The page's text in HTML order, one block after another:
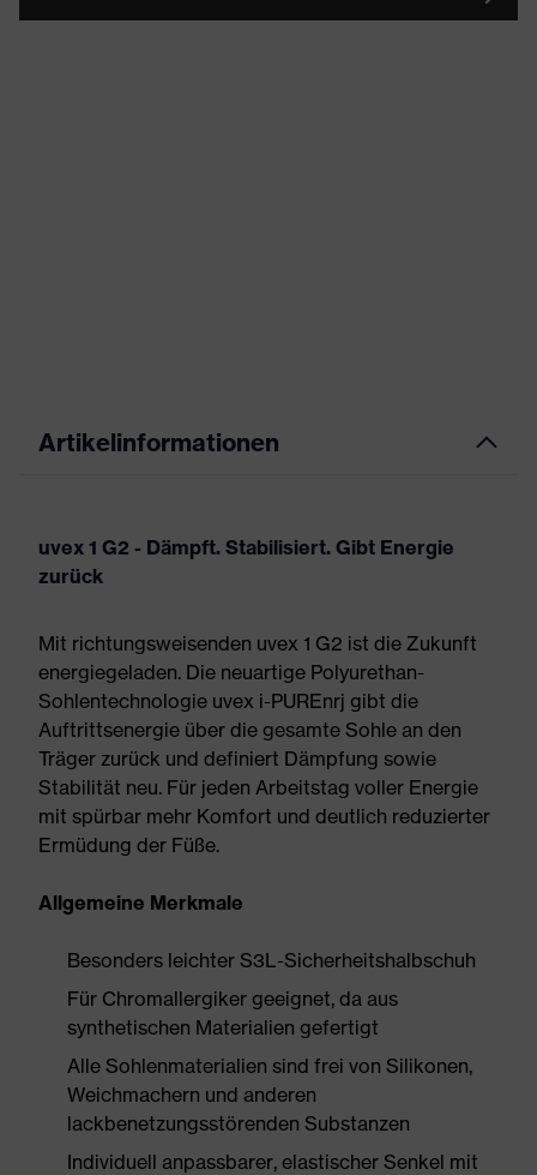
Artikelinformationen
uvex 1 G2 - Dämpft. Stabilisiert. Gibt Energie
zurück
Mit richtungsweisenden uvex 1 G2 ist die Zukunft
energiegeladen. Die neuartige Polyurethan-
Sohlentechnologie uvex i-PUREnrj gibt die
Auftrittsenergie über die gesamte Sohle an den
Träger zurück und definiert Dämpfung sowie
Stabilität neu. Für jeden Arbeitstag voller Energie
mit spürbar mehr Komfort und deutlich reduzierter
Ermüdung der Füße.
Allgemeine Merkmale
Besonders leichter S3L-Sicherheitshalbschuh
Für Chromallergiker geeignet, da aus
synthetischen Materialien gefertigt
Alle Sohlenmaterialien sind frei von Silikonen,
Weichmachern und anderen
lackbenetzungsstörenden Substanzen
Individuell anpassbarer, elastischer Senkel mit